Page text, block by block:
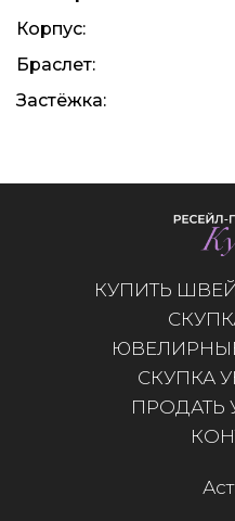
Корпус:
Браслет:
Застёжка:
КУПИТЬ
СКУПКА
ПРОДАТЬ